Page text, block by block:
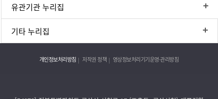
유관기관 누리집
기타 누리집
개인정보처리방침 저작권 정책 영상정보처리기기운영·관리방침